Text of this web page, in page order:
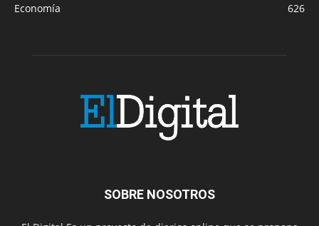
Economía
626
SOBRE NOSOTROS